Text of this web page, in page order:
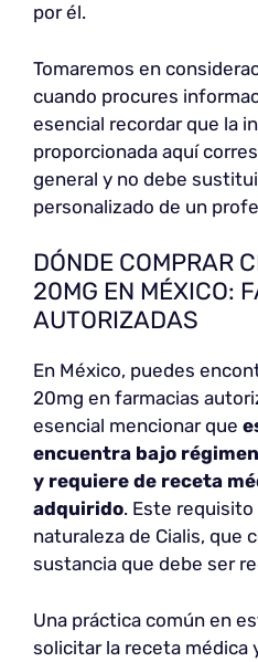
por él.
Tomaremos en
cuando procures
esencial recordar que la
proporcionada aquí
general y no debe
personalizado de un
DÓNDE COMPRAR
20MG EN MÉXICO:
AUTORIZADAS
En México, puedes
20mg en farmacias
esencial mencionar que
encuentra bajo
y requiere de receta
adquirido. Este
naturaleza de Cialis, que
sustancia que debe ser
Una práctica común en
solicitar la receta médica